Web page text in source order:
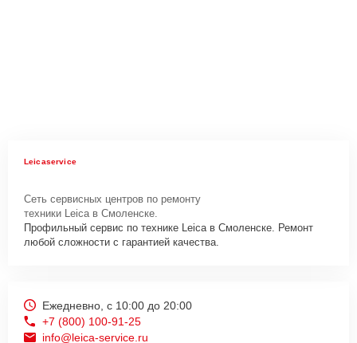
Leicaservice
Сеть сервисных центров по ремонту
техники Leica в Смоленске.
Профильный сервис по технике Leica в Смоленске. Ремонт
любой сложности с гарантией качества.
Ежедневно, с 10:00 до 20:00
+7 (800) 100-91-25
info@leica-service.ru